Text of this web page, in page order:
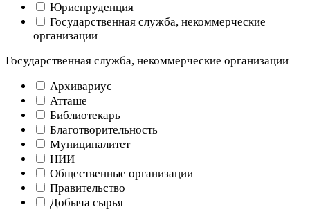
Юриспруденция
Государственная служба, некоммерческие
организации
Государственная служба, некоммерческие организации
Архивариус
Атташе
Библиотекарь
Благотворительность
Муниципалитет
НИИ
Общественные организации
Правительство
Добыча сырья